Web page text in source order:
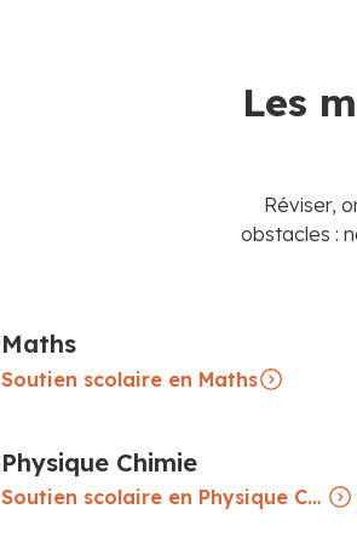
Les
Réviser,
obstacles :
Maths
Soutien scolaire en Maths
Physique Chimie
Soutien scolaire en Physique Chimie